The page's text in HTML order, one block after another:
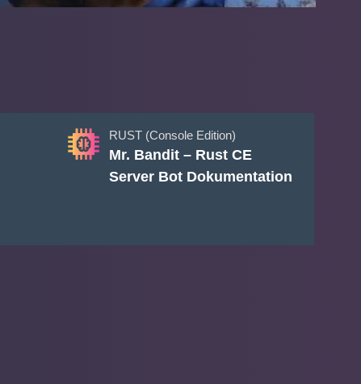
RUST (Console Edition)
Mr. Bandit – Rust CE
Server Bot Dokumentation